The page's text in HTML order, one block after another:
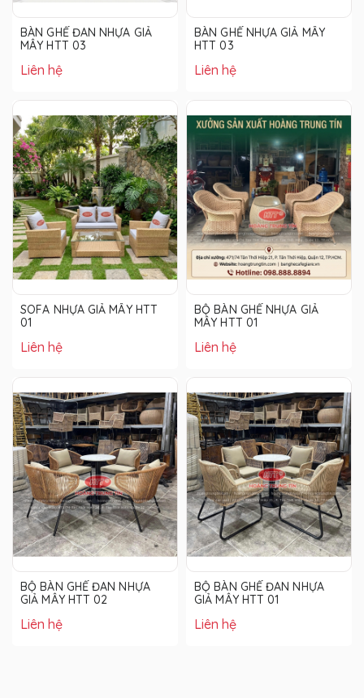
BÀN GHẾ ĐAN NHỰA GIẢ
MÂY HTT 03
Liên hệ
BÀN GHẾ NHỰA GIẢ MÂY
HTT 03
Liên hệ
SOFA NHỰA GIẢ MÂY HTT
01
Liên hệ
BỘ BÀN GHẾ NHỰA GIẢ
MÂY HTT 01
Liên hệ
BỘ BÀN GHẾ ĐAN NHỰA
GIẢ MÂY HTT 02
Liên hệ
BỘ BÀN GHẾ ĐAN NHỰA
GIẢ MÂY HTT 01
Liên hệ